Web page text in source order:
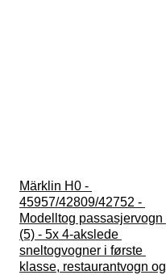
Märklin H0 -
45957/42809/42752 -
Modelltog passasjervogn
(5) - 5x 4-akslede
sneltogvogner i første
klasse, restaurantvogn og